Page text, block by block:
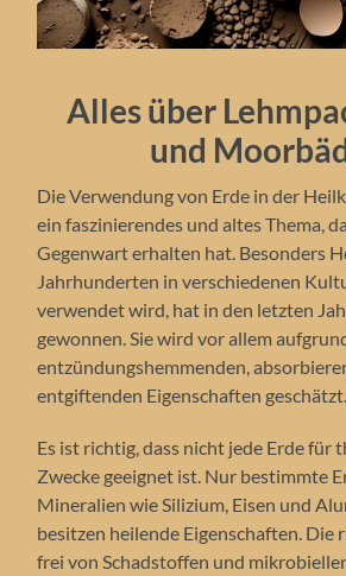
Alles über
und
Die Verwendung von Erde in der
ein faszinierendes und altes Thema,
Gegenwart erhalten hat. Besonders
Jahrhunderten in verschiedenen
verwendet wird, hat in den letzten
gewonnen. Sie wird vor allem
entzündungshemmenden,
entgiftenden Eigenschaften geschätzt.
Es ist richtig, dass nicht jede Erde für
Zwecke geeignet ist. Nur bestimmte
Mineralien wie Silizium, Eisen und
besitzen heilende Eigenschaften. Die
frei von Schadstoffen und